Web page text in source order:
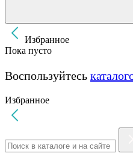
Избранное
Пока пусто
Воспользуйтесь
Избранное